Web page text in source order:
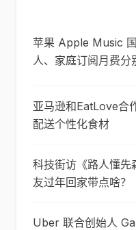
苹果 Apple Music
人、家庭订阅月费分
亚马逊和EatLove合
配送个性化食材
科技街访《路人懂先
友过年回家带点啥？
Uber 联合创始人